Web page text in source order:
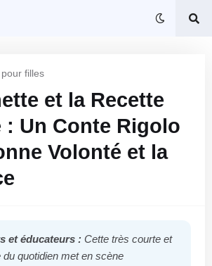
filles
et la Recette
: Un Conte Rigolo
Volonté et la
et éducateurs : Cette très courte et
du quotidien met en scène